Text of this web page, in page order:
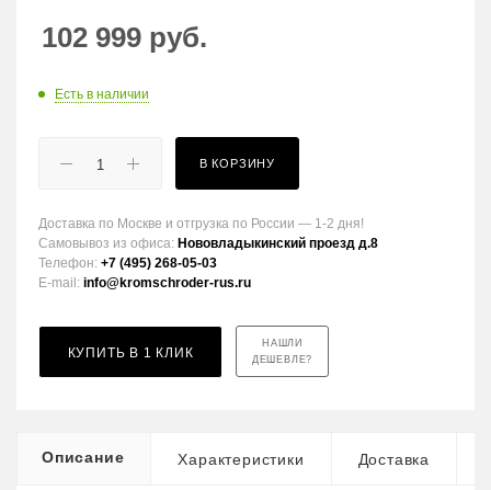
102 999 руб.
Есть в наличии
В КОРЗИНУ
Доставка по Москве и отгрузка по России — 1-2 дня!
Самовывоз из офиса: Нововладыкинский проезд д.8
Телефон: +7 (495) 268-05-03
E-mail: info@kromschroder-rus.ru
КУПИТЬ В 1 КЛИК
НАШЛИ
ДЕШЕВЛЕ?
Описание Характеристики Доставка